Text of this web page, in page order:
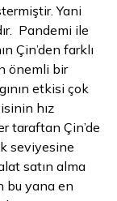
Yani
Pandemi ile
Çin’den farklı
önemli bir
etkisi çok
hız
taraftan Çin’de
seviyesine
satın alma
bu yana en